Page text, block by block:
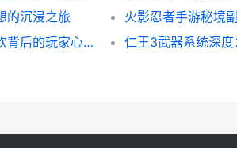
的沉浸之旅
和平精英联动活动频繁，跨界狂欢背后的玩家心声
仁王3武器系统深